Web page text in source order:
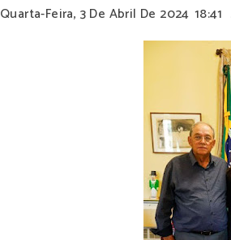
Quarta-Feira, 3 De Abril De 2024 18:41